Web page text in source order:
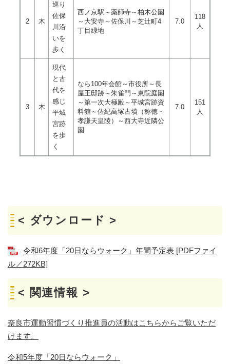
2 木
巡り
佐保
川沿
いを
歩く
西ノ京駅～薬師寺～柏木公園
～大安寺～佐保川～芝辻町4
丁目緑地
7.0
118
人
3 木
現代
と古
代を
感じ
平城
宮跡
を歩
く
なら100年会館～市役所～長
屋王邸跡～朱雀門～東院庭園
～第一次大極殿～平城宮跡資
料館～佐紀高塚古墳（称徳・
孝謙天皇陵）～西大寺近隣公
園
7.0
151
人
< ダウンロード >
令和6年度「20日ならウォーク」年間予定表 [PDFファイ
ル／272KB]
< 関連情報 >
奈良市運動習慣づくり推進員の活動はこちらからご覧いただ
けます。
令和5年度「20日ならウォーク」